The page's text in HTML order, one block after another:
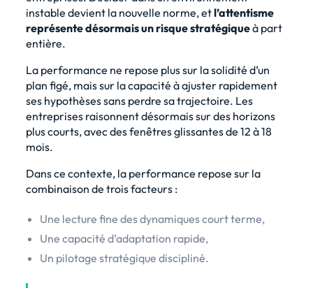
instable devient la nouvelle norme, etl’attentisme
représente désormais un risque stratégiqueà part
entière.
La performance ne repose plus sur la solidité d’un
plan figé, mais sur la capacité à ajuster rapidement
ses hypothèses sans perdre sa trajectoire. Les
entreprises raisonnent désormais sur des horizons
plus courts, avec des fenêtres glissantes de 12 à 18
mois.
Dans ce contexte, la performance repose sur la
combinaison de trois facteurs :
Une lecture fine des dynamiques court terme,
Une capacité d’adaptation rapide,
Un pilotage stratégique discipliné.